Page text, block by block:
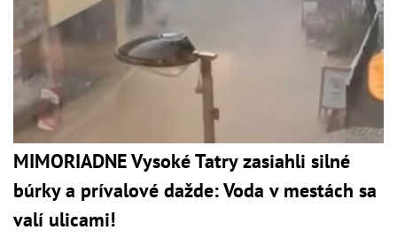
MIMORIADNE Vysoké Tatry zasiahli silné
búrky a prívalové dažde: Voda v mestách sa
valí ulicami!